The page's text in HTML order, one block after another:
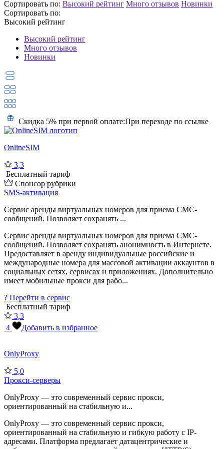
Сортировать по: Высокий рейтинг Много отзывов Новинки
Сортировать по:
Высокий рейтинг
Высокий рейтинг
Много отзывов
Новинки
Скидка 5% при первой оплате:При переходе по ссылке
OnlineSIM
3,3
Бесплатный тариф
Спонсор рубрики
SMS-активация
Сервис аренды виртуальных номеров для приема СМС-
сообщений. Позволяет сохранять ...
Сервис аренды виртуальных номеров для приема СМС-
сообщений. Позволяет сохранять анонимность в Интернете.
Предоставляет в аренду индивидуальные российские и
международные номера для массовой активации аккаунтов в
социальных сетях, сервисах и приложениях. Дополнительно
имеет мобильные прокси для рабо...
? Перейти в сервис
Бесплатный тариф
3,3
4
Добавить в избранное
OnlyProxy
5,0
Прокси-серверы
OnlyProxy — это современный сервис прокси,
ориентированный на стабильную и...
OnlyProxy — это современный сервис прокси,
ориентированный на стабильную и гибкую работу с IP-
адресами. Платформа предлагает датацентрические и